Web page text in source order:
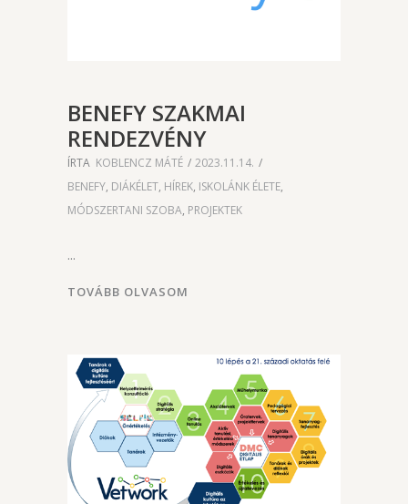
BENEFY SZAKMAI
RENDEZVÉNY
ÍRTA KOBLENCZ MÁTÉ
2023.11.14.
BENEFY, DIÁKÉLET, HÍREK, ISKOLÁNK ÉLETE,
MÓDSZERTANI SZOBA, PROJEKTEK
TOVÁBB OLVASOM